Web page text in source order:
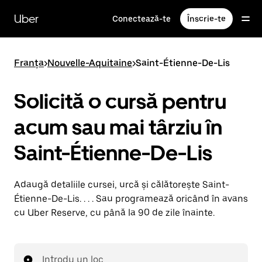
direct
conținutul
principal
Uber Conectează-te Înscrie-te
Franța>Nouvelle-Aquitaine>Saint-Étienne-De-Lis
Solicită o cursă pentru
acum sau mai târziu în
Saint-Étienne-De-Lis
Adaugă detaliile cursei, urcă și călătorește Saint-
Étienne-De-Lis. . . . Sau programează oricând în avans
cu Uber Reserve, cu până la 90 de zile înainte.
Introdu un loc